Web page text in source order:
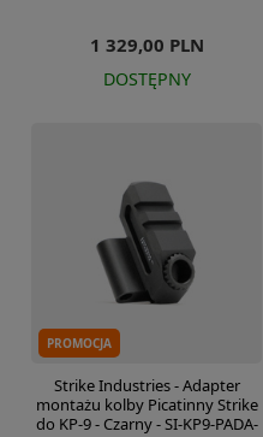
1 329,00 PLN
DOSTĘPNY
PROMOCJA
Strike Industries - Adapter
montażu kolby Picatinny Strike
do KP-9 - Czarny - SI-KP9-PADA-